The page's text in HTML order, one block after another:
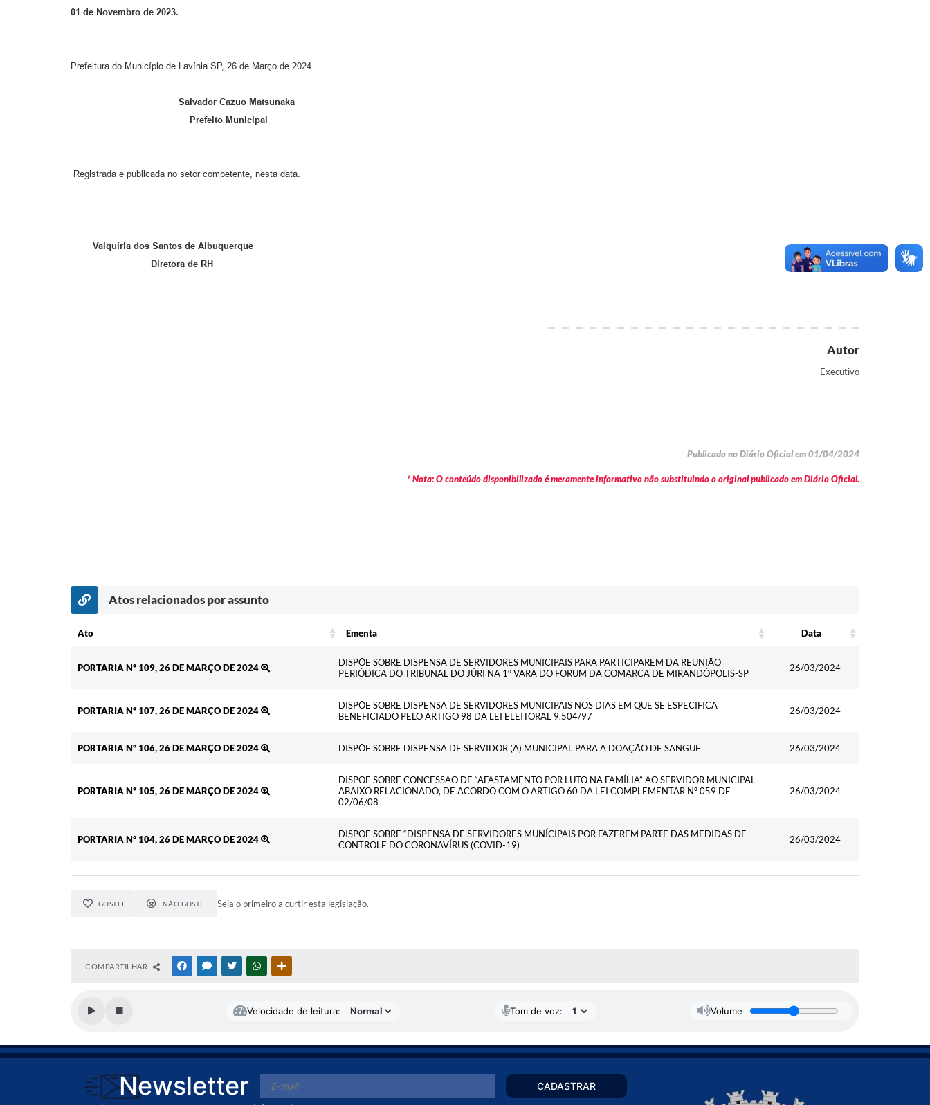
01 de Novembro de 2023.
Prefeitura do Município de Lavínia SP, 26 de Março de 2024.
Salvador Cazuo Matsunaka
Prefeito Municipal
Registrada e publicada no setor competente, nesta data.
Valquíria dos Santos de Albuquerque
Diretora de RH
Autor
Executivo
Publicado no Diário Oficial em 01/04/2024
* Nota: O conteúdo disponibilizado é meramente informativo não substituindo o original publicado em Diário Oficial.
Atos relacionados por assunto
Ato Ementa
Data
PORTARIA Nº 109, 26 DE MARÇO DE 2024
DISPÕE SOBRE DISPENSA DE SERVIDORES MUNICIPAIS PARA PARTICIPAREM DA REUNIÃO
PERIÓDICA DO TRIBUNAL DO JÚRI NA 1º VARA DO FORUM DA COMARCA DE MIRANDÓPOLIS-SP
26/03/2024
PORTARIA Nº 107, 26 DE MARÇO DE 2024
DISPÕE SOBRE DISPENSA DE SERVIDORES MUNICIPAIS NOS DIAS EM QUE SE ESPECIFICA
BENEFICIADO PELO ARTIGO 98 DA LEI ELEITORAL 9.504/97
26/03/2024
PORTARIA Nº 106, 26 DE MARÇO DE 2024 DISPÕE SOBRE DISPENSA DE SERVIDOR (A) MUNICIPAL PARA A DOAÇÃO DE SANGUE 26/03/2024
PORTARIA Nº 105, 26 DE MARÇO DE 2024
DISPÕE SOBRE CONCESSÃO DE “AFASTAMENTO POR LUTO NA FAMÍLIA” AO SERVIDOR MUNICIPAL
ABAIXO RELACIONADO, DE ACORDO COM O ARTIGO 60 DA LEI COMPLEMENTAR Nº 059 DE
02/06/08
26/03/2024
PORTARIA Nº 104, 26 DE MARÇO DE 2024
DISPÕE SOBRE “DISPENSA DE SERVIDORES MUNÍCIPAIS POR FAZEREM PARTE DAS MEDIDAS DE
CONTROLE DO CORONAVÍRUS (COVID-19)
26/03/2024
GOSTEI NÃO GOSTEI Seja o primeiro a curtir esta legislação.
COMPARTILHAR FACEBOOKMESSENGER
TWITTERWHATSAPP
Velocidade de leitura: Tom de voz: Volume
Newsletter CADASTRAR